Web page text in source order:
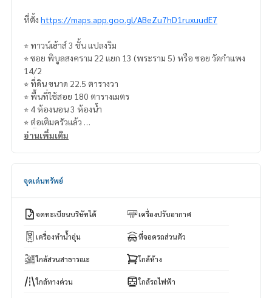
ที่ตั้ง https://maps.app.goo.gl/ABeZu7hD1ruxuudE7
⭐︎ ทาวน์เฮ้าส​์ 3 ชั้น แปลงริม
⭐︎ ซอย พิบูลสงคราม 22 แยก 13 (พระราม 5) หรือ ซอย วัดกำแพง
14/2
⭐︎ ที่ดิน ขนาด 22.5 ตารางวา
⭐︎ พื้นที่ใช้สอย 180 ตารางเมตร
⭐︎ 4 ห้องนอน 3 ห้องน้ำ
⭐︎ ต่อเติมครัวแล้ว
⭐︎ พื้นที่ใช้สอย ประมาณ 170 ตารางเมตร
** จุดเด่น **
- ใกล้พระราม5 , ราชพฤกษ์ , ติวานนท์ได้
- ใกล้ ม. พระจอมเกล้าพระนครเหนือ 4กม.
💥ขายเพียง 2,400,000 บาท 💥 (ลดราคาจาก 3.2 ล้านบาท)
ค่าใช้จ่าย
อ่านเพิ่มเติม
จุดเด่นทรัพย์
จดทะเบียนบริษัทได้ เครื่องปรับอากาศ
เครื่องทำน้ำอุ่น ที่จอดรถส่วนตัว
ใกล้สวนสาธารณะ ใกล้ห้าง
ใกล้ทางด่วน ใกล้รถไฟฟ้า